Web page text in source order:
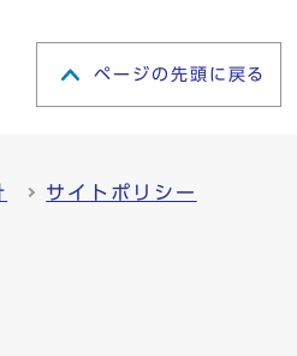
ページの先頭に戻る
サイトポリシー